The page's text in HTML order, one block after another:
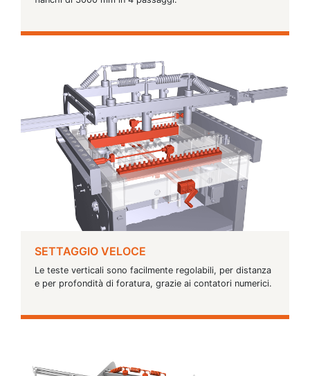
SETTAGGIO VELOCE
Le teste verticali sono facilmente regolabili, per distanza
e per profondità di foratura, grazie ai contatori numerici.